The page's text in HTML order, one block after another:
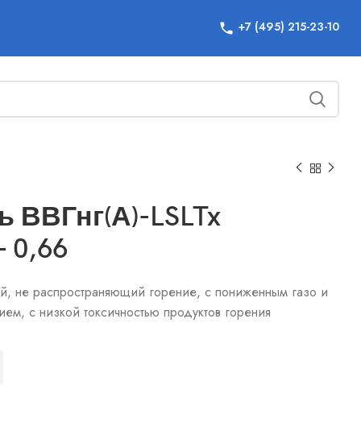
+7 (495) 215-23-10
ВВГнг(А)-LSLTx
0,66
не распространяющий горение, с пониженным газо и
с низкой токсичностью продуктов горения